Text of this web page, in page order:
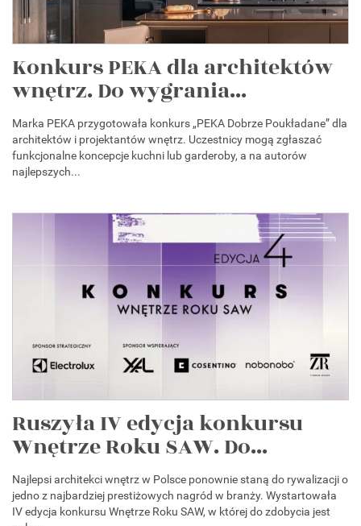
Konkurs PEKA dla architektów
wnętrz. Do wygrania...
Marka PEKA przygotowała konkurs „PEKA Dobrze Poukładane” dla
architektów i projektantów wnętrz. Uczestnicy mogą zgłaszać
funkcjonalne koncepcje kuchni lub garderoby, a na autorów
najlepszych...
Ruszyła IV edycja konkursu
Wnętrze Roku SAW. Do...
Najlepsi architekci wnętrz w Polsce ponownie staną do rywalizacji o
jedno z najbardziej prestiżowych nagród w branży. Wystartowała
IV edycja konkursu Wnętrze Roku SAW, w której do zdobycia jest